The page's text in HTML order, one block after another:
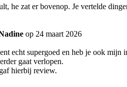
he zat er bovenop. Je vertelde
op 24 maart 2026
echt supergoed en heb je ook mijn
gaat verlopen.
hierbij review.